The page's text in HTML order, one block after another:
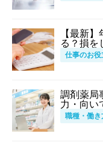
【最新
る？損を
仕事のお役
調剤薬局
力・向い
職種・働